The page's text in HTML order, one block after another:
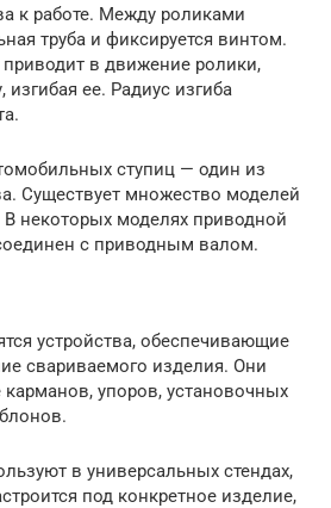
к работе. Между роликами
труба и фиксируется винтом.
в движение ролики,
изгибая ее. Радиус изгиба
ступиц — один из
Существует множество моделей
В некоторых моделях приводной
с приводным валом.
устройства, обеспечивающие
свариваемого изделия. Они
упоров, установочных
в универсальных стендах,
под конкретное изделие,